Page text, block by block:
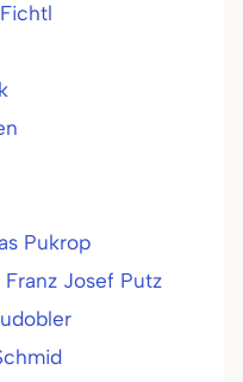
Pukrop
Josef Putz